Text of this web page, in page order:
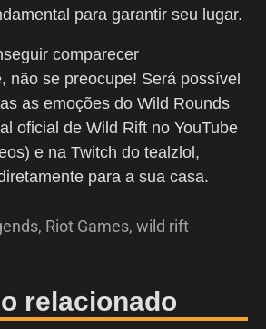
para garantir seu lugar.
comparecer
não se preocupe! Será possível
as emoções do Wild Rounds
oficial de Wild Rift no YouTube
e na Twitch do tealzlol,
para a sua casa.
, Riot Games, wild rift
relacionado